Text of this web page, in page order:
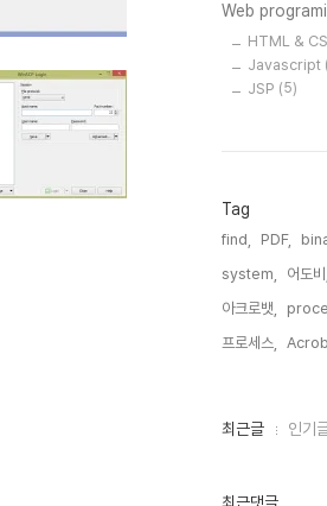
Web
HTML &
Javascript
JSP (5)
Tag
find, PDF,
system,
어도비,
아크로뱃,
프로세스,
최
인
최근글 인기